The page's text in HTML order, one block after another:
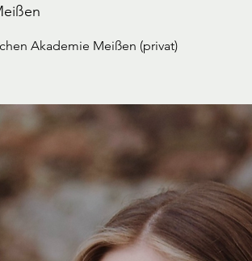
Akademie Meißen (privat)